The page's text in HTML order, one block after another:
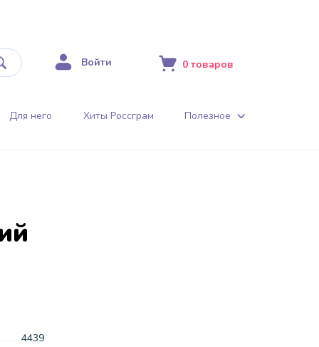
Войти 0 товаров
Для него Хиты Россграм Полезное
4439